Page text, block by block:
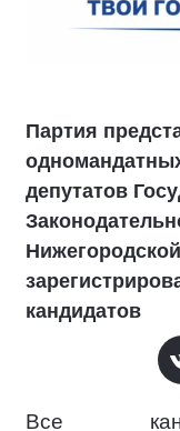
Партия
депутатов
кандидатов
Все